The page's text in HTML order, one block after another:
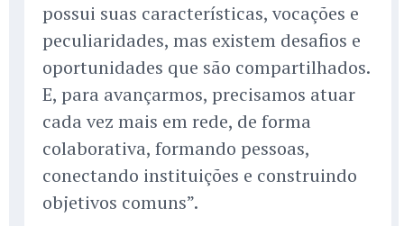
possui suas características, vocações e
peculiaridades, mas existem desafios e
oportunidades que são compartilhados.
E, para avançarmos, precisamos atuar
cada vez mais em rede, de forma
colaborativa, formando pessoas,
conectando instituições e construindo
objetivos comuns”.